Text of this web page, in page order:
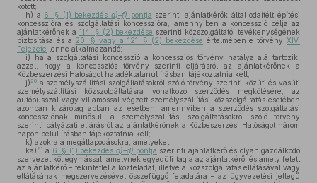
kötött;
h) a 6. § (1) bekezdésa)–f) pontja szerinti ajánlatkérők által odaítélt építési
koncesszióra és szolgáltatási koncesszióra, amennyiben a koncesszió célja az
ajánlatkérőnek a 114. § (2) bekezdése szerinti közszolgáltatói tevékenységének
biztosítása és a 20. § vagy a 121. § (2) bekezdése értelmében e törvény XIV.
Fejezete lenne alkalmazandó;
i) ha a szolgáltatási koncesszió a koncessziós törvény hatálya alá tartozik,
azzal, hogy a koncessziós törvény szerinti eljárásról az ajánlatkérőnek a
Közbeszerzési Hatóságot haladéktalanul írásban tájékoztatnia kell;
j) 20 a személyszállítási szolgáltatásokról szóló törvény szerinti közúti és vasúti
személyszállítási közszolgáltatásra vonatkozó szerződés megkötésére, az
autóbusszal vagy villamossal végzett személyszállítási közszolgáltatás esetében
azonban kizárólag abban az esetben, amennyiben a szerződés szolgáltatási
koncessziónak minősül; a személyszállítási szolgáltatásokról szóló törvény
szerinti pályázati eljárásról az ajánlatkérőnek a Közbeszerzési Hatóságot három
napon belül írásban tájékoztatnia kell;
k) azokra a megállapodásokra, amelyeket
ka) 21 a 6. § (1) bekezdés a)–d) pontja szerinti ajánlatkérő és olyan gazdálkodó
szervezet köt egymással, amelynek egyedüli tagja az ajánlatkérő, és amely felett
az ajánlatkérő – tekintettel a közfeladat, illetve a közszolgáltatás ellátásával vagy
ellátásának megszervezésével összefüggő feladatára – az ügyvezetési jellegű